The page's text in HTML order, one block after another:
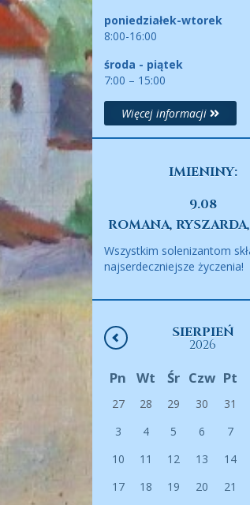
poniedziałek-wtorek
8:00-16:00
środa - piątek
7:00 – 15:00
Więcej informacji
IMIENINY:
9.08
ROMANA,
Wszystkim solenizantom
najserdeczniejsze życzenia!
SIERPIEŃ
2026
Pn Wt Śr Czw Pt
27 28 29 30 31
3
4 5 6 7
10
11 12 13 14
17
18 19 20 21